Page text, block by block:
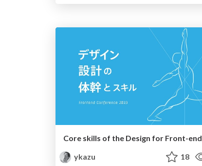
Core skills of the Design for Front-end
ykazu
18